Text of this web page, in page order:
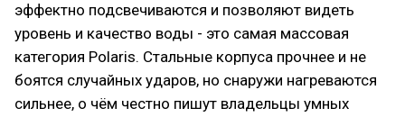
эффектно подсвечиваются и позволяют видеть
уровень и качество воды - это самая массовая
категория Polaris. Стальные корпуса прочнее и не
боятся случайных ударов, но снаружи нагреваются
сильнее, о чём честно пишут владельцы умных